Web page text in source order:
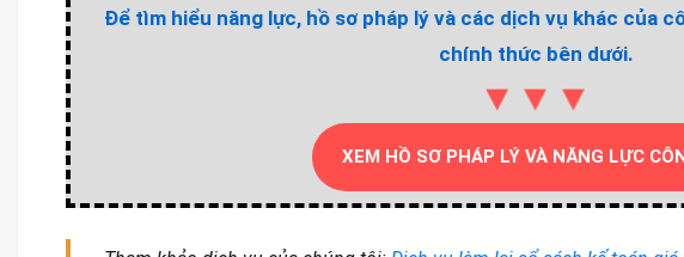
Để tìm hiểu năng lực, hồ sơ pháp lý và các dịch vụ khác của
chính thức bên dưới.
▼▼▼
XEM HỒ SƠ PHÁP LÝ VÀ NĂNG LỰC